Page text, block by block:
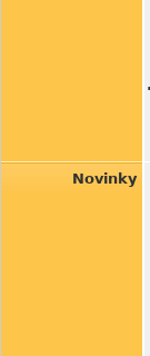
Novinky